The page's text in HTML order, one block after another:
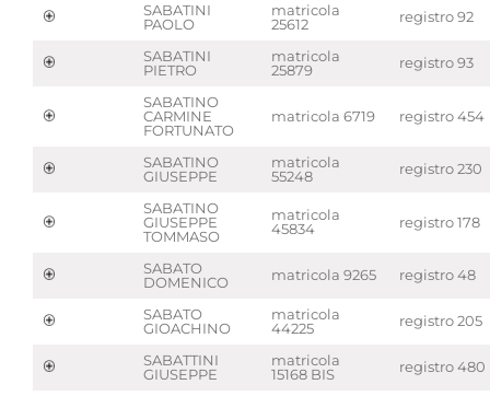
SABATINI
PAOLO
matricola
25612
registro 92
SABATINI
PIETRO
matricola
25879
registro 93
SABATINO
CARMINE
FORTUNATO
matricola 6719 registro 454
SABATINO
GIUSEPPE
matricola
55248
registro 230
SABATINO
GIUSEPPE
TOMMASO
matricola
45834
registro 178
SABATO
DOMENICO
matricola 9265 registro 48
SABATO
GIOACHINO
matricola
44225
registro 205
SABATTINI
GIUSEPPE
matricola
15168 BIS
registro 480